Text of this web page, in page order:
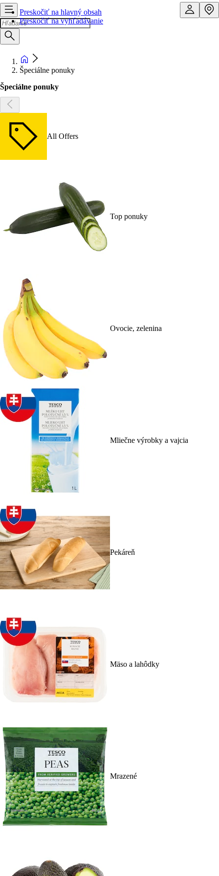
Preskočiť na hlavný obsah
Preskočiť na vyhľadávanie
Špeciálne ponuky
Špeciálne ponuky
All Offers
Top ponuky
Ovocie, zelenina
Mliečne výrobky a vajcia
Pekáreň
Mäso a lahôdky
Mrazené